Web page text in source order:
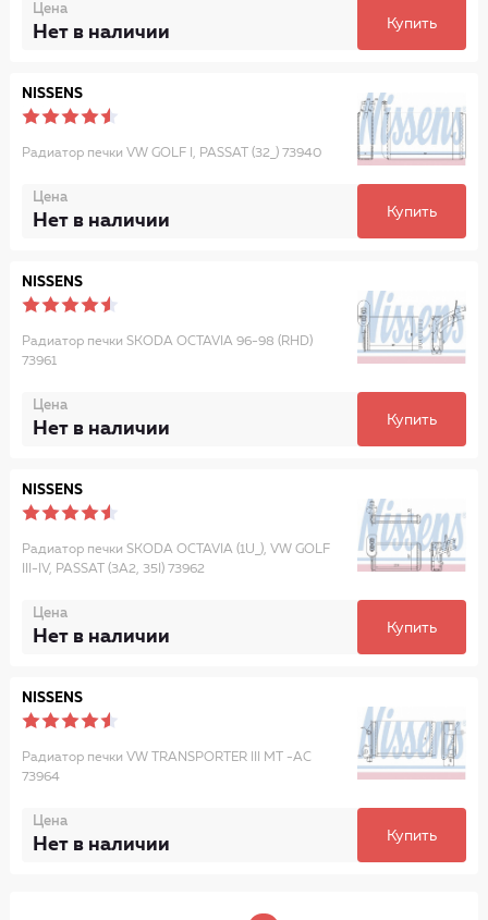
Цена
Нет в наличии Купить
NISSENS
Радиатор печки VW GOLF I, PASSAT (32_) 73940
Цена
Нет в наличии Купить
NISSENS
Радиатор печки SKODA OCTAVIA 96-98 (RHD)
73961
Цена
Нет в наличии Купить
NISSENS
Радиатор печки SKODA OCTAVIA (1U_), VW GOLF
III-IV, PASSAT (3A2, 35I) 73962
Цена
Нет в наличии Купить
NISSENS
Радиатор печки VW TRANSPORTER III MT -AC
73964
Цена
Нет в наличии Купить